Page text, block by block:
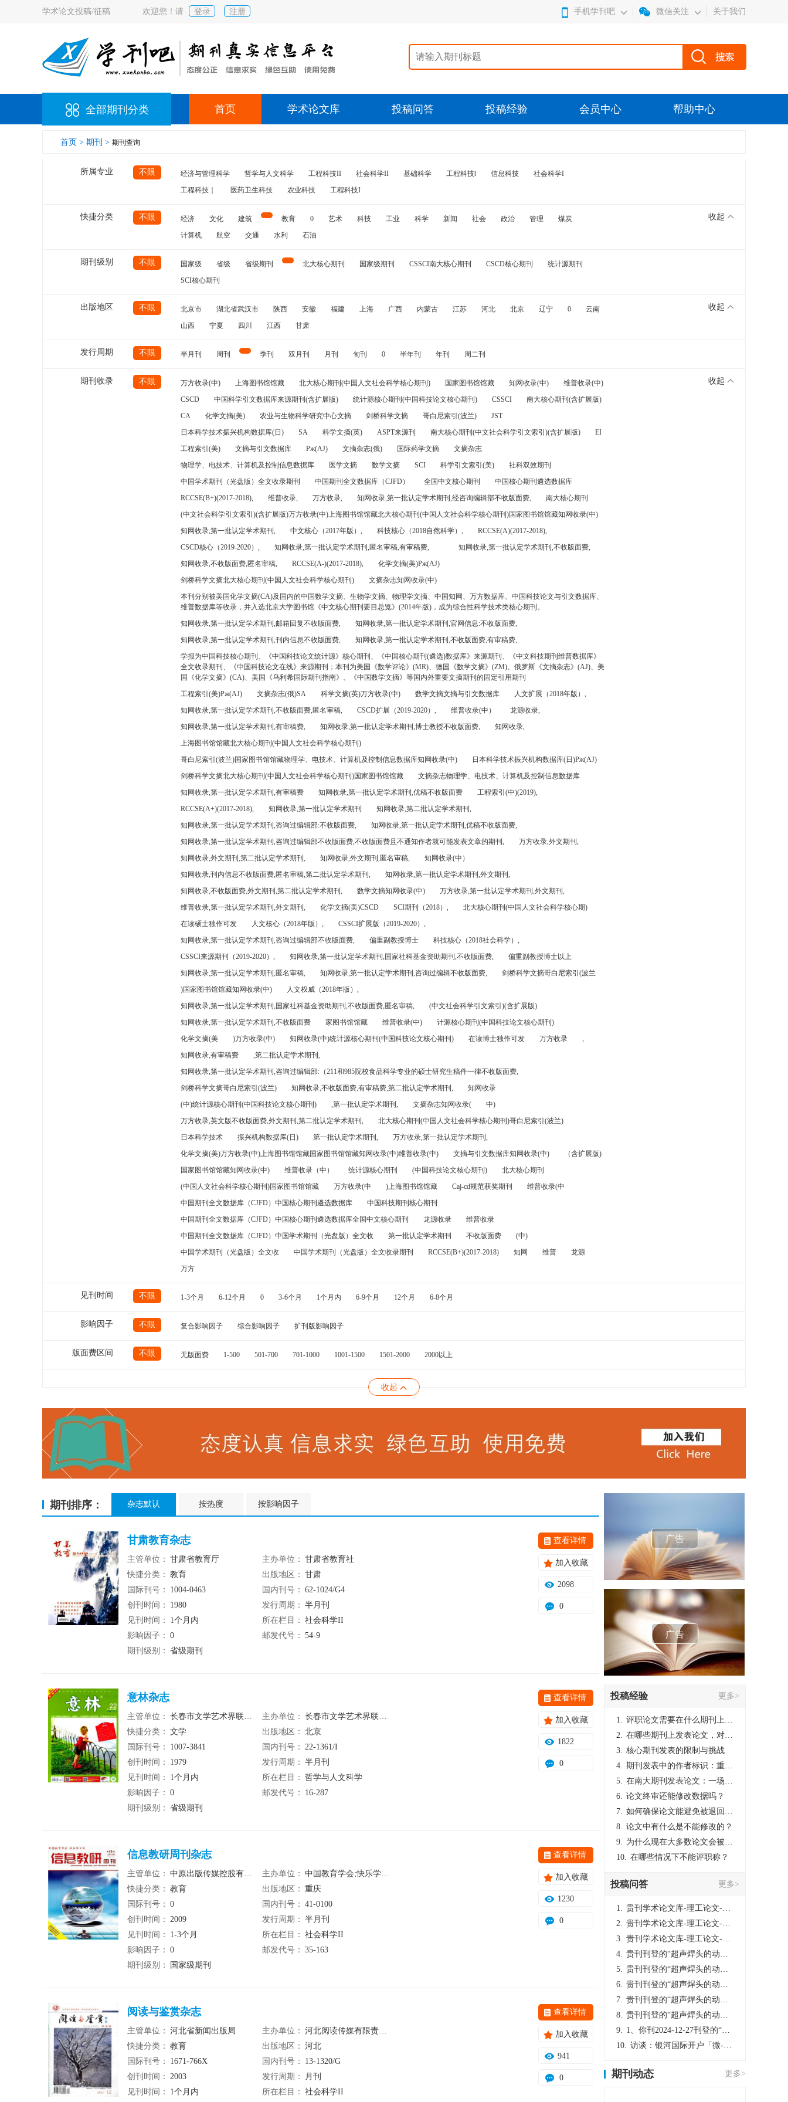
学术论文投稿/征稿 欢迎您！请 登录 注册 手机学刊吧 微信关注 关于我们
全部期刊分类 首页 学术论文库 投稿问答 投稿经验 会员中心 帮助中心
首页 > 期刊 > 期刊查询
所属专业 不限 经济与管理科学 哲学与人文科学 工程科技II 社会科学II 基础科学 工程科技‖ 信息科技
社会科学I
工程科技｜
医药卫生科技 农业科技 工程科技I
快捷分类 不限 经济 文化 建筑 教育 0 艺术 科技 工业 科学 新闻 社会 政治 管理
煤炭
计算机
航空 交通 水利 石油
收起
期刊级别 不限 国家级 省级 省级期刊 北大核心期刊 国家级期刊 CSSCI南大核心期刊 CSCD核心期刊
统计源期刊
SCI核心期刊
出版地区 不限 北京市 湖北省武汉市 陕西 安徽 福建 上海 广西 内蒙古 江苏 河北 北京 辽宁 0
云南
山西
宁夏 四川 江西 甘肃
收起
发行周期 不限 半月刊 周刊 季刊 双月刊 月刊 旬刊 0 半年刊 年刊 周二刊
期刊收录 不限 万方收录(中) 上海图书馆馆藏 北大核心期刊(中国人文社会科学核心期刊) 国家图书馆馆藏 知网收录(中)
维普收录(中)
CSCD
中国科学引文数据库来源期刊(含扩展版) 统计源核心期刊(中国科技论文核心期刊) CSSCI
南大核心期刊(含扩展版)
CA
化学文摘(美) 农业与生物科学研究中心文摘 剑桥科学文摘 哥白尼索引(波兰)
JST
日本科学技术振兴机构数据库(日)
SA 科学文摘(英) ASPT来源刊 南大核心期刊(中文社会科学引文索引)(含扩展版)
EI
工程索引(美)
文摘与引文数据库 Pж(AJ) 文摘杂志(俄) 国际药学文摘
文摘杂志
物理学、电技术、计算机及控制信息数据库
医学文摘 数学文摘 SCI 科学引文索引(美)
社科双效期刊
中国学术期刊（光盘版）全文收录期刊
中国期刊全文数据库（CJFD） 全国中文核心期刊
中国核心期刊遴选数据库
RCCSE(B+)(2017-2018),
维普收录, 万方收录, 知网收录,第一批认定学术期刊,经咨询编辑部不收版面费,
南大核心期刊
(中文社会科学引文索引)(含扩展版)万方收录(中)上海图书馆馆藏北大核心期刊(中国人文社会科学核心期刊)国家图书馆馆藏知网收录(中)
知网收录,第一批认定学术期刊,
中文核心（2017年版）, 科技核心（2018自然科学）,
RCCSE(A)(2017-2018),
CSCD核心（2019-2020）,
知网收录,第一批认定学术期刊,匿名审稿,有审稿费,
知网收录,第一批认定学术期刊,不收版面费,
知网收录,不收版面费,匿名审稿,
RCCSE(A-)(2017-2018),
化学文摘(美)Pж(AJ)
剑桥科学文摘北大核心期刊(中国人文社会科学核心期刊)
文摘杂志知网收录(中)
本刊分别被美国化学文摘(CA)及国内的中国数学文摘、生物学文摘、物理学文摘、中国知网、万方数据库、中国科技论文与引文数据库、
维普数据库等收录，并入选北京大学图书馆《中文核心期刊要目总览》(2014年版)，成为综合性科学技术类核心期刊。
知网收录,第一批认定学术期刊,邮箱回复不收版面费,
知网收录,第一批认定学术期刊,官网信息:不收版面费,
知网收录,第一批认定学术期刊,刊内信息不收版面费,
知网收录,第一批认定学术期刊,不收版面费,有审稿费,
学报为中国科技核心期刊、《中国科技论文统计源》核心期刊、《中国核心期刊(遴选)数据库》来源期刊、《中文科技期刊维普数据库》
全文收录期刊、《中国科技论文在线》来源期刊；本刊为美国《数学评论》(MR)、德国《数学文摘》(ZM)、俄罗斯《文摘杂志》(AJ)、美
国《化学文摘》(CA)、美国《乌利希国际期刊指南》、《中国数学文摘》等国内外重要文摘期刊的固定引用期刊
工程索引(美)Pж(AJ)
文摘杂志(俄)SA 科学文摘(英)万方收录(中) 数学文摘文摘与引文数据库
人文扩展（2018年版）,
知网收录,第一批认定学术期刊,不收版面费,匿名审稿,
CSCD扩展（2019-2020）, 维普收录(中）
龙源收录,
知网收录,第一批认定学术期刊,有审稿费,
知网收录,第一批认定学术期刊,博士教授不收版面费,
知网收录,
上海图书馆馆藏北大核心期刊(中国人文社会科学核心期刊)
哥白尼索引(波兰)国家图书馆馆藏物理学、电技术、计算机及控制信息数据库知网收录(中)
日本科学技术振兴机构数据库(日)Pж(AJ)
剑桥科学文摘北大核心期刊(中国人文社会科学核心期刊)国家图书馆馆藏
文摘杂志物理学、电技术、计算机及控制信息数据库
知网收录,第一批认定学术期刊,有审稿费
知网收录,第一批认定学术期刊,优稿不收版面费
工程索引(中)(2019),
RCCSE(A+)(2017-2018),
知网收录,第一批认定学术期刊
知网收录,第二批认定学术期刊,
知网收录,第一批认定学术期刊,咨询过编辑部:不收版面费,
知网收录,第一批认定学术期刊,优稿不收版面费,
知网收录,第一批认定学术期刊,咨询过编辑部不收版面费,不收版面费且不通知作者就可能发表文章的期刊,
万方收录,外文期刊,
知网收录,外文期刊,第二批认定学术期刊,
知网收录,外文期刊,匿名审稿,
知网收录(中）
知网收录,刊内信息不收版面费,匿名审稿,第二批认定学术期刊,
知网收录,第一批认定学术期刊,外文期刊,
知网收录,不收版面费,外文期刊,第二批认定学术期刊,
数学文摘知网收录(中)
万方收录,第一批认定学术期刊,外文期刊,
维普收录,第一批认定学术期刊,外文期刊,
化学文摘(美)CSCD SCI期刊（2018）,
北大核心期刊(中国人文社会科学核心期)
在读硕士独作可发
人文核心（2018年版）,
CSSCI扩展版（2019-2020）,
知网收录,第一批认定学术期刊,咨询过编辑部不收版面费,
偏重副教授博士
科技核心（2018社会科学）,
CSSCI来源期刊（2019-2020）,
知网收录,第一批认定学术期刊,国家社科基金资助期刊,不收版面费,
偏重副教授博士以上
知网收录,第一批认定学术期刊,匿名审稿,
知网收录,第一批认定学术期刊,咨询过编辑不收版面费,
剑桥科学文摘哥白尼索引(波兰
)国家图书馆馆藏知网收录(中)
人文权威（2018年版）,
知网收录,第一批认定学术期刊,国家社科基金资助期刊,不收版面费,匿名审稿,
(中文社会科学引文索引)(含扩展版)
知网收录,第一批认定学术期刊,不收版面费
家图书馆馆藏 维普收录(中)
计源核心期刊(中国科技论文核心期刊)
化学文摘(美
)万方收录(中) 知网收录(中)统计源核心期刊(中国科技论文核心期刊) 在读博士独作可发 万方收录
,
知网收录,有审稿费
,第二批认定学术期刊,
知网收录,第一批认定学术期刊,咨询过编辑部:（211和985院校食品科学专业的硕士研究生稿件一律不收版面费,
剑桥科学文摘哥白尼索引(波兰)
知网收录,不收版面费,有审稿费,第二批认定学术期刊,
知网收录
(中)统计源核心期刊(中国科技论文核心期刊)
,第一批认定学术期刊, 文摘杂志知网收录(
中)
万方收录,英文版不收版面费,外文期刊,第二批认定学术期刊,
北大核心期刊(中国人文社会科学核心期刊)哥白尼索引(波兰)
日本科学技术
振兴机构数据库(日) 第一批认定学术期刊,
万方收录,第一批认定学术期刊,
化学文摘(美)万方收录(中)上海图书馆馆藏国家图书馆馆藏知网收录(中)维普收录(中)
文摘与引文数据库知网收录(中)
（含扩展版)
国家图书馆馆藏知网收录(中)
维普收录（中） 统计源核心期刊 (中国科技论文核心期刊)
北大核心期刊
(中国人文社会科学核心期刊)国家图书馆馆藏
万方收录(中 )上海图书馆馆藏 Caj-cd规范获奖期刊
维普收录(中
中国期刊全文数据库（CJFD）中国核心期刊遴选数据库
中国科技期刊核心期刊
中国期刊全文数据库（CJFD）中国核心期刊遴选数据库全国中文核心期刊
龙源收录
维普收录
中国期刊全文数据库（CJFD）中国学术期刊（光盘版）全文收
第一批认定学术期刊 不收版面费
(中)
中国学术期刊（光盘版）全文收
中国学术期刊（光盘版）全文收录期刊 RCCSE(B+)(2017-2018) 知网 维普
龙源
万方
收起
见刊时间 不限 1-3个月 6-12个月 0 3-6个月 1个月内 6-9个月 12个月 6-8个月
影响因子 不限 复合影响因子 综合影响因子 扩刊版影响因子
版面费区间 不限 无版面费 1-500 501-700 701-1000 1001-1500 1501-2000 2000以上
收起
期刊排序： 杂志默认 按热度 按影响因子
甘肃教育杂志
主管单位： 甘肃省教育厅 主办单位： 甘肃省教育社
快捷分类： 教育 出版地区： 甘肃
国际刊号：
1004-0463 国内刊号： 62-1024/G4
创刊时间：
1980 发行周期： 半月刊
见刊时间：
1个月内 所在栏目： 社会科学II
影响因子： 0 邮发代号： 54-9
期刊级别： 省级期刊
查看详情
加入收藏
2098
0
意林杂志
主管单位： 长春市文学艺术界联合会 主办单位： 长春市文学艺术界联合会
快捷分类： 文学 出版地区： 北京
国际刊号：
1007-3841 国内刊号： 22-1361/I
创刊时间：
1979 发行周期： 半月刊
见刊时间：
1个月内 所在栏目： 哲学与人文科学
影响因子： 0 邮发代号：
16-287
期刊级别： 省级期刊
查看详情
加入收藏
1822
0
信息教研周刊杂志
主管单位： 中原出版传媒控股有限公司 主办单位： 中国教育学会;快乐学习报社
快捷分类： 教育 出版地区： 重庆
国际刊号： 0 国内刊号： 41-0100
创刊时间： 2009 发行周期： 半月刊
见刊时间：
1-3个月 所在栏目： 社会科学II
影响因子： 0 邮发代号： 35-163
期刊级别：
国家级期刊
查看详情
加入收藏
1230
0
阅读与鉴赏杂志
主管单位： 河北省新闻出版局 主办单位： 河北阅读传媒有限责任公司
快捷分类： 教育 出版地区： 河北
国际刊号：
1671-766X 国内刊号：
13-1320/G
创刊时间： 2003 发行周期：
月刊
见刊时间：
1个月内 所在栏目： 社会科学II
查看详情
加入收藏
941
0
广告
广告
投稿经验 更多>
1. 评职论文需要在什么期刊上发表？
2. 在哪些期刊上发表论文，对考研有优势？
3. 核心期刊发表的限制与挑战
4. 期刊发表中的作者标识：重要性与实践
5. 在南大期刊发表论文：一场知识探索与学术成就的旅程
6. 论文终审还能修改数据吗？
7. 如何确保论文能避免被退回：关键条件与策略
8. 论文中有什么是不能修改的？
9. 为什么现在大多数论文会被评判为AI撰写？（深度剖析查重机制下的困境与出路）
10. 在哪些情况下不能评职称？
投稿问答 更多>
1. 贵刊学术论文库-理工论文-第16页刊登的“超声焊头的动力学分析与优化设计”，作者lizhiwei，时间2024-12-27，该论文由我本人在机电工程技术2024年第10期公开发表，lizhiwei并非本人，请将文章删除，消除影响，谢谢！
2. 贵刊学术论文库-理工论文-第16页刊登的“超声焊头的动力学分析与优化设计”，作者lizhiwei，时间2024-12-27，该论文由我本人在机电工程技术2024年第10期公开发表，lizhiwei并非本人，请将文章删除，消除影响，谢谢！
3. 贵刊学术论文库-理工论文-第16页刊登的“超声焊头的动力学分析与优化设计”，作者lizhiwei，时间2024-12-27，该论文由我本人在机电工程技术2024年第10期公开发表，lizhiwei并非本人，请将文章删除，消除影响，谢谢！
4. 贵刊刊登的“超声焊头的动力学分析与优化设计”，作者lizhiwei，时间2024-12-27，该论文由我本人在机电工程技术2024年第10期公开发表，lizhiwei并非本人，请将文章删除，消除影响，谢谢！
5. 贵刊刊登的“超声焊头的动力学分析与优化设计”，作者lizhiwei，时间2024-12-27，该论文由我本人在机电工程技术2024年第10期公开发表，lizhiwei并非本人，请将文章删除，消除影响，谢谢！
6. 贵刊刊登的“超声焊头的动力学分析与优化设计”，作者lizhiwei，时间2024-12-27，该论文由我本人在机电工程技术2024年第10期公开发表，lizhiwei并非本人，请将文章删除，消除影响，谢谢！
7. 贵刊刊登的“超声焊头的动力学分析与优化设计”，作者lizhiwei，时间2024-12-27，该论文由我本人在机电工程技术2024年第10期公开发表，lizhiwei并非本人，请将文章删除，消除影响，谢谢！
8. 贵刊刊登的“超声焊头的动力学分析与优化设计”，作者lizhiwei，时间2024-12-27，该论文由我本人在机电工程技术2024年第10期公开发表，lizhiwei并非本人，请将文章删除，消除影响，谢谢！
9. 1、你刊2024-12-27刊登的“超声焊头的动力学分析与优化设计论文”，是由我本人在“机电工程技术”，在2024年第10期公开发表的，而本刊转载“lizhiwei”非本人操作，请尽快将其删除，消除不良影响。
10. 访谈：银河国际开户「微-97905670-信」上分客服开户电话在线注册现场经理。机械文明荒野生存游戏《荒野起源》超新星测试将于12月18日上午10点正式开启!本次测试资格已陆续发放!各位拓荒者们准备好了么。
期刊动态 更多>